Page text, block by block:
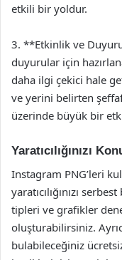
etkili bir yoldur.
3. **Etkinlik ve
duyurular için
daha ilgi çekici hale
ve yerini belirten
üzerinde büyük bir
Yaratıcılığınızı
Instagram PNG’leri
yaratıcılığınızı
tipleri ve grafikler
oluşturabilirsiniz.
bulabileceğiniz